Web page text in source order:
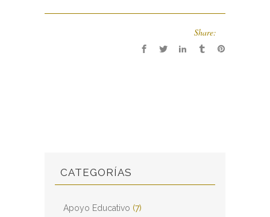
Share:
CATEGORÍAS
Apoyo Educativo (7)